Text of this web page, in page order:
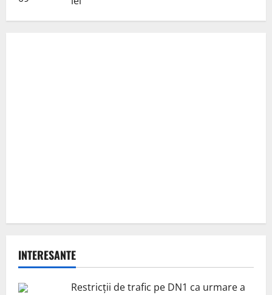
INTERESANTE
Restricții de trafic pe DN1 ca urmare a